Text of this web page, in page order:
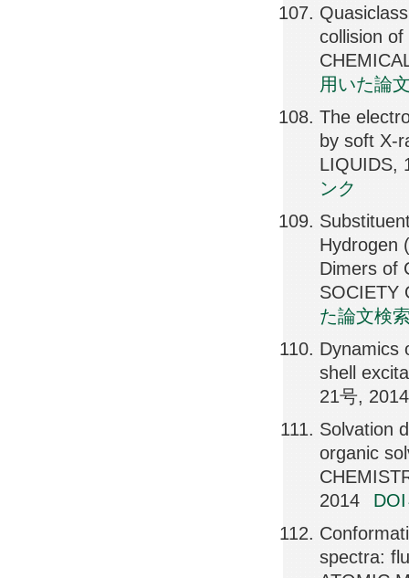
collision
用いた論
The
by soft X-
LIQUIDS,
ンク
Hydrogen
Dimers of
SOCIETY
た論文検
Dynamics
shell
21号,
Solvation
organic
2014
spectra: